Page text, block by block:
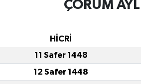
ÇORUM
HİCRİ
11 Safer 1448
12 Safer 1448